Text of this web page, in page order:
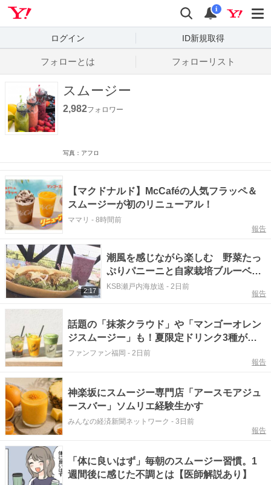
検索
通知
i
ログイン ID新規取得
フォローとは フォローリスト
スムージー
2,982フォロワー
写真：アフロ
【マクドナルド】McCaféの人気フラッペ＆
スムージーが初のリニューアル！
ママリ - 8時間前
報告
2:17
潮風を感じながら楽しむ 野菜たっ
ぷりパニーニと自家栽培ブルーベリ
ーのスムージー 香川【ほっとマル
KSB瀬戸内海放送 - 2日前
報告
話題の「抹茶クラウド」や「マンゴーオレン
ジスムージー」も！夏限定ドリンク3種が登
場【Café Kitsuné】
ファンファン福岡 - 2日前
報告
神楽坂にスムージー専門店「アースモアジュ
ースバー」ソムリエ経験生かす
みんなの経済新聞ネットワーク - 3日前
報告
「体に良いはず」毎朝のスムージー習慣。1
週間後に感じた不調とは【医師解説あり】